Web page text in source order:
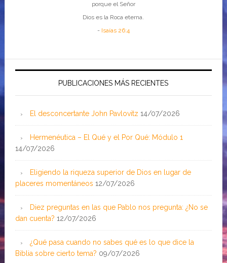
porque el Señor
Dios es la Roca eterna.
- Isaías 26:4
PUBLICACIONES MÁS RECIENTES
El desconcertante John Pavlovitz 14/07/2026
Hermenéutica – El Qué y el Por Qué: Módulo 1
14/07/2026
Eligiendo la riqueza superior de Dios en lugar de
placeres momentáneos 12/07/2026
Diez preguntas en las que Pablo nos pregunta: ¿No se
dan cuenta? 12/07/2026
¿Qué pasa cuando no sabes qué es lo que dice la
Biblia sobre cierto tema? 09/07/2026